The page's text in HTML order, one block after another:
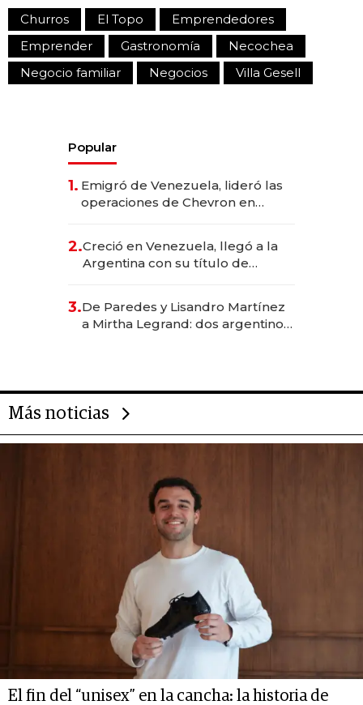
Churros El Topo
Emprendedores
Emprender
Gastronomía
Necochea
Negocio familiar
Negocios Villa Gesell
Popular
1. Emigró de Venezuela, lideró las
operaciones de Chevron en
2.Creció en Venezuela, llegó a la
Argentina con su título de
las marcas "fast premium"
3.De Paredes y Lisandro Martínez
a Mirtha Legrand: dos argentinos
Más noticias
El fin del “unisex” en la cancha: la historia de